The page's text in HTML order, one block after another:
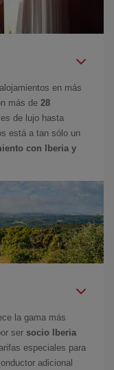
en más
más de 28
de lujo hasta
está a tan sólo un
con Iberia y
la gama más
ser socio Iberia
especiales para
adicional